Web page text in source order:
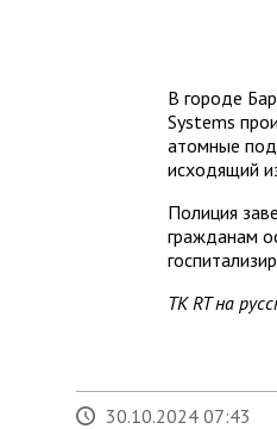
В городе
Systems
атомные
исходящий
Полиция
гражданам
ТК RT на
30.10.2024 07:43